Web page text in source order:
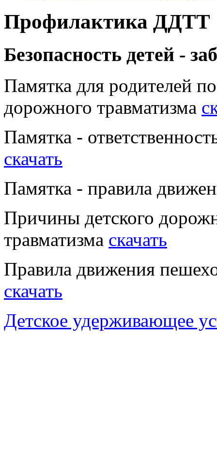
Профилактика ДДТТ
Безопасность детей -
Памятка для родителей
дорожного травматизма
Памятка -
скачать
Памятка - правила
Причины детского
травматизма скачать
Правила движения
скачать
Детское удерживающее